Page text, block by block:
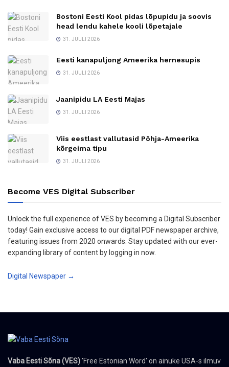
Bostoni Eesti Kool pidas lõpupidu ja soovis
head lendu kahele kooli lõpetajale
31. JUULI 2026
Eesti kanapuljong Ameerika hernesupis
31. JUULI 2026
Jaanipidu LA Eesti Majas
31. JUULI 2026
Viis eestlast vallutasid Põhja-Ameerika
kõrgeima tipu
31. JUULI 2026
Become VES Digital Subscriber
Unlock the full experience of VES by becoming a Digital Subscriber
today! Gain exclusive access to our digital PDF newspaper archive,
featuring issues from 2020 onwards. Stay updated with our ever-
expanding library of content by logging in now.
Digital Newspaper →
Vaba Eesti Sõna (VES)'Free Estonian Word' on ainuke USA-s ilmuv